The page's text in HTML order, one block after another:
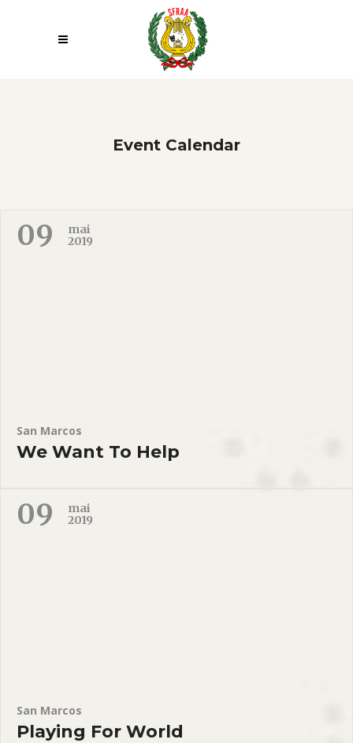
Event Calendar
09
mai
2019
San Marcos
We Want To Help
09
mai
2019
San Marcos
Playing For World